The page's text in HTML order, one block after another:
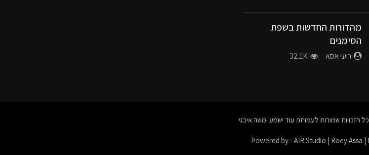
מהדורות החדשות בשפת
הסימנים
רועי אסא 32.1K
כל הזכויות שמורות לעמותת עוד ישמע ומשה איבגי